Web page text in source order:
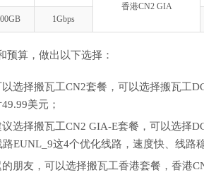
香港CN2 GIA
1Gbps
预算，做出以下选择：
选择搬瓦工CN2套餐，可以选择搬瓦工
美元；
选择搬瓦工CN2 GIA-E套餐，可以选择
EUNL_9这4个优化线路，速度快、线路
朋友，可以选择搬瓦工香港套餐，香港